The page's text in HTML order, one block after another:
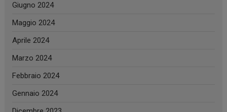
Giugno 2024
Maggio 2024
Aprile 2024
Marzo 2024
Febbraio 2024
Gennaio 2024